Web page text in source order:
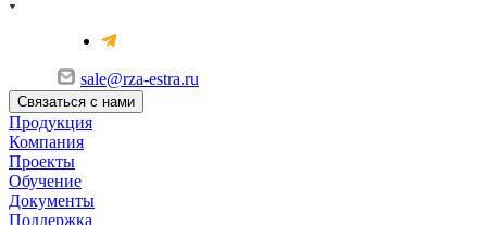
sale@rza-estra.ru
Связаться с нами
Продукция
Компания
Проекты
Обучение
Документы
Поддержка